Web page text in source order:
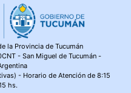
la Provincia de Tucumán
- San Miguel de Tucumán -
- Horario de Atención de 8:15
hs.